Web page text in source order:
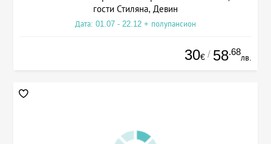
гости Стиляна, Девин
Дата: 01.07 - 22.12 + полупансион
30€ / 58.68
лв.